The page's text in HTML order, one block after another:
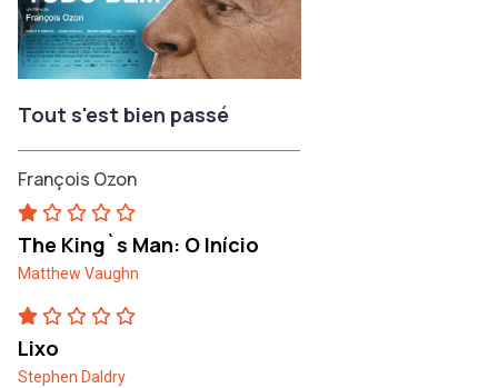
Tout s'est bien passé
François Ozon
The King`s Man: O Início
Matthew Vaughn
Lixo
Stephen Daldry